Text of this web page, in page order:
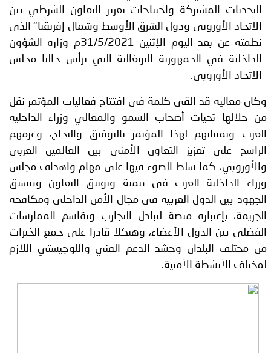
الأمانة
من
نحن
اتصل
بنا
التحديات المشتركة واحتياجات تعزيز التعاون الشرطي بين
الاتحاد الأوروبي ودول الشرق الأوسط وشمال إفريقيا" الذي
نظمته عن بعد اليوم الإثنين 31/5/2021م وزارة الشؤون
الداخلية في الجمهورية البرتغالية التي ترأس حاليا مجلس
الاتحاد الأوروبي.
وكان معاليه قد القى كلمة في افتتاح فعاليات المؤتمر نقل
من خلالها تحيات أصحاب السمو والمعالي وزراء الداخلية
العرب وتمنياتهم لهذا المؤتمر بالتوفيق والنجاح، وعزمهم
الراسخ على تعزيز التعاون الأمني بين العالمين العربي
والأوروبي، كما سلط الضوء فيها على مهام واهداف مجلس
وزراء الداخلية العرب في تنمية وتوثيق التعاون وتنسيق
الجهود بين الدول العربية في مجال الأمن الداخلي ومكافحة
الجريمة، بإعتباره منصة لتبادل التجارب وتقاسم الممارسات
الفضلى بين الدول الأعضاء، وهيكلا قادرا على جمع الخبرات
من مختلف البلدان وحشد الدعم الفني واللوجيستي اللازم
لمختلف الأنشطة الأمنية.